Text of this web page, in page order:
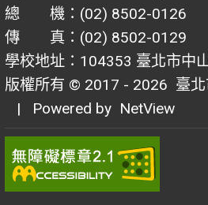
總 機：(02) 8502-0126
傳 真：(02) 8502-0129
學校地址：104353 臺北市中
版權所有 © 2017 - 2026 臺
| Powered by NetView